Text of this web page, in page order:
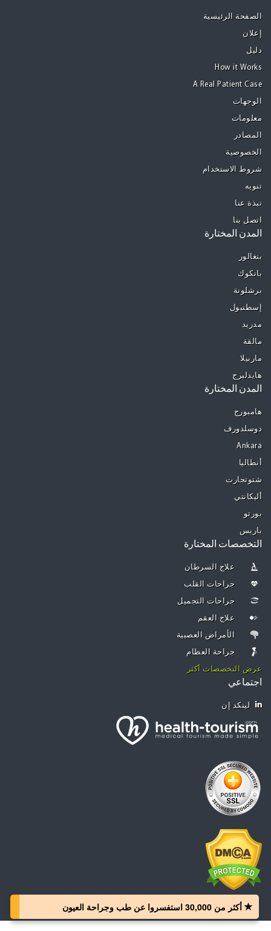
الصفحة الرئيسية
إعلان
دليل
How it Works
A Real Patient Case
الوجهات
معلومات
المصادر
الخصوصية
شروط الاستخدام
تنويه
نبذة عنا
اتصل بنا
المدن المختارة
بنغالور
بانكوك
برشلونة
إسطنبول
مدريد
مالقة
ماربيلا
هايدلبرج
المدن المختارة
هامبورج
دوسلدورف
Ankara
أنطاليا
شتوتجارت
أليكانتي
بورتو
باريس
التخصصات المختارة
علاج السرطان
جراحات القلب
جراحات التجميل
علاج العقم
الأمراض العصبية
جراحة العظام
عرض التخصصات أكثر
اجتماعي
لينكد إن
أكثر من 30,000 استفسروا عن طب وجراحة العيون